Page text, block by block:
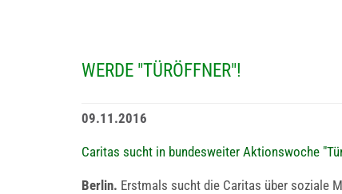
WERDE "TÜRÖFFNER"!
09.11.2016
Caritas sucht in bundesweiter Aktionswoche
Berlin. Erstmals sucht die Caritas über soziale